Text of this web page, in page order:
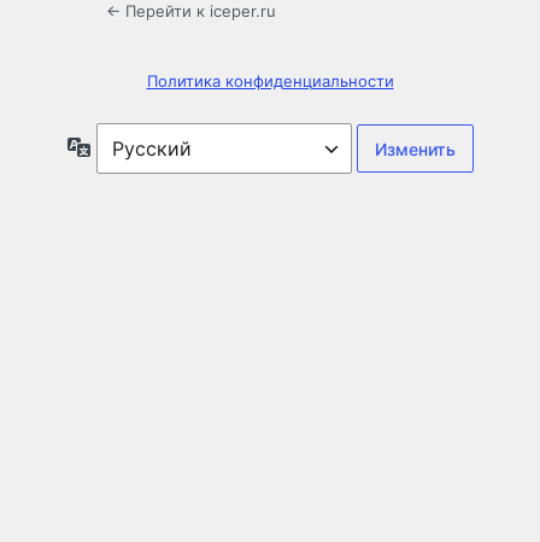
← Перейти к iceper.ru
Политика конфиденциальности
Язык